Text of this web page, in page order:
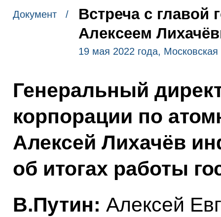
Документ /
Встреча с главой
Алексеем
19 мая 2022 года,
Генеральный
корпорации по
Алексей Лихачёв
об итогах работы
В.Путин: Алексей